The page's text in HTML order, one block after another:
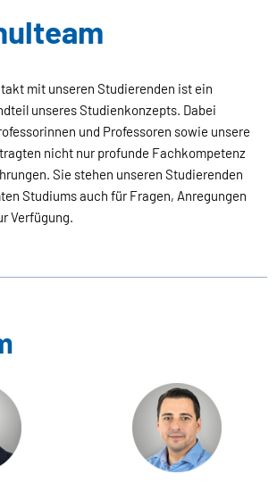
mit unseren Studierenden ist ein
unseres Studienkonzepts. Dabei
und Professoren sowie unsere
nicht nur profunde Fachkompetenz
Sie stehen unseren Studierenden
Studiums auch für Fragen, Anregungen
Verfügung.